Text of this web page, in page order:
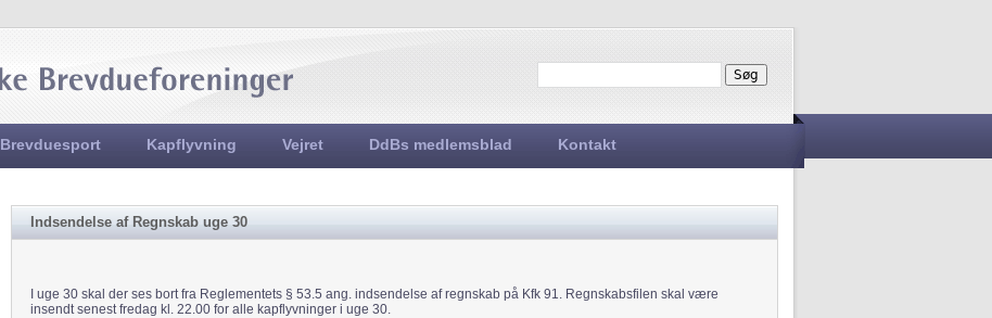
Søgefelt
Søg
Brevduesport Kapflyvning Vejret DdBs medlemsblad Kontakt
Indsendelse af Regnskab uge 30
I uge 30 skal der ses bort fra Reglementets § 53.5 ang. indsendelse af regnskab på Kfk 91. Regnskabsfilen skal være
insendt senest fredag kl. 22.00 for alle kapflyvninger i uge 30.